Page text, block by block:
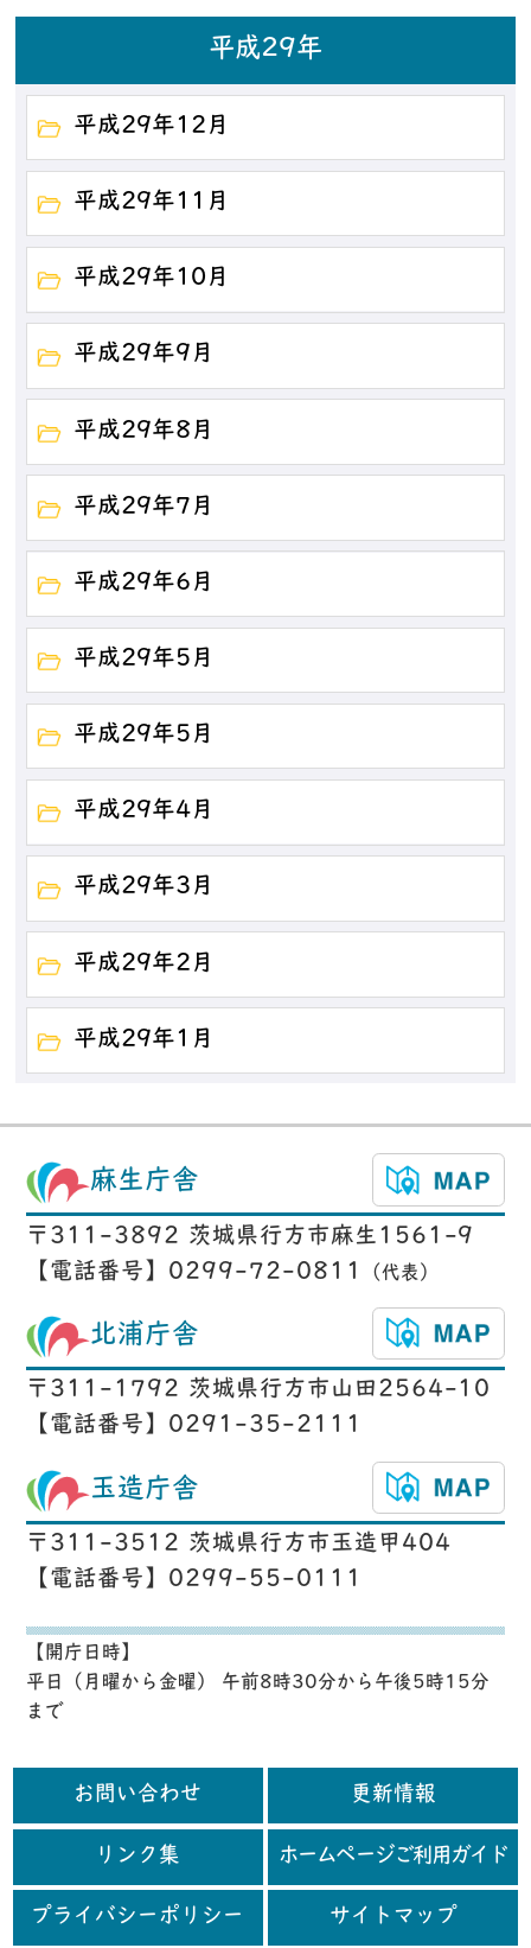
平成29年
平成29年12月
平成29年11月
平成29年10月
平成29年9月
平成29年8月
平成29年7月
平成29年6月
平成29年5月
平成29年5月
平成29年4月
平成29年3月
平成29年2月
平成29年1月
麻生庁舎
〒311-3892 茨城県行方市麻生1561-9
【電話番号】0299-72-0811
（代表）
北浦庁舎
〒311-1792 茨城県行方市山田2564-10
【電話番号】0291-35-2111
玉造庁舎
〒311-3512 茨城県行方市玉造甲404
【電話番号】0299-55-0111
【開庁日時】
平日（月曜から金曜） 午前8時30分から午後5時15分
まで
お問い合わせ 更新情報
リンク集 ホームページご利用ガイド
プライバシーポリシー サイトマップ